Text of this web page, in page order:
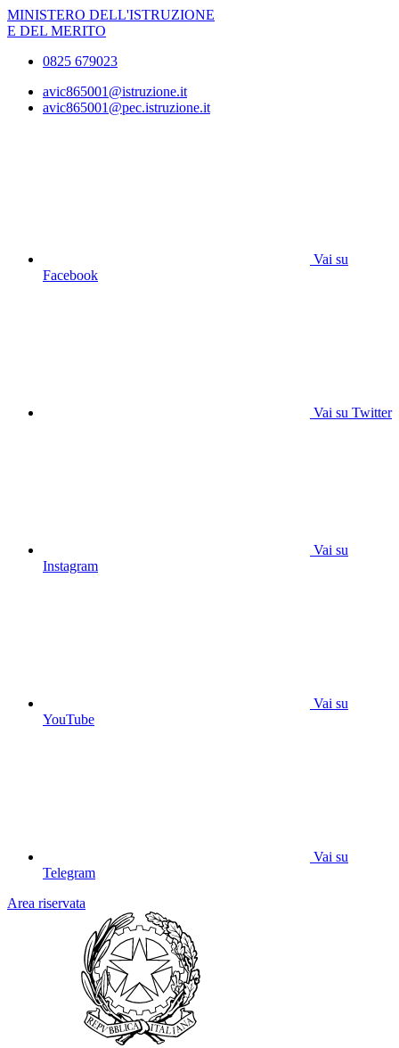
MINISTERO DELL'ISTRUZIONE
E DEL MERITO
0825 679023
avic865001@istruzione.it
avic865001@pec.istruzione.it
Vai su
Facebook
Vai su Twitter
Vai su
Instagram
Vai su
YouTube
Vai su
Telegram
Area riservata